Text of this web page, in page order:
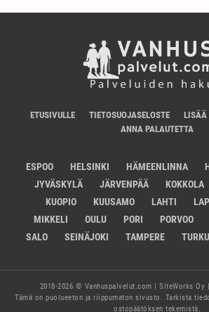
ETUSIVULLE TIETOSUOJASELOSTE
LISÄÄ
ANNA PALAUTETTA
ESPOO HELSINKI HÄMEENLINNA
JYVÄSKYLÄ
JÄRVENPÄÄ KOKKOLA
KUOPIO
KUUSAMO LAHTI
MIKKELI
OULU PORI PORVOO
SALO
SEINÄJOKI TAMPERE TURKU
2018-2026 © Vanhuspalvelut.com | SiteWorks Oy
Tämä on puolueeton ja riippumaton sivusto. Tarkista
ostopäätöksen tekemistä.